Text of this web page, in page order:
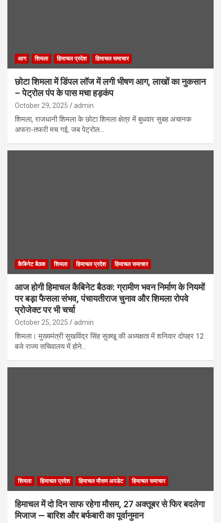
आग शिमला हिमाचल प्रदेश हिमाचल समाचार
छोटा शिमला में डिंपल लॉज में लगी भीषण आग, लाखों का नुकसान
– पेट्रोल पंप के पास मचा हड़कंप
October 29, 2025 admin
शिमला, राजधानी शिमला के छोटा शिमला क्षेत्र में बुधवार सुबह अचानक
अफरा-तफरी मच गई, जब पेट्रोल…
कैबिनेट बैठक शिमला हिमाचल प्रदेश हिमाचल समाचार
आज होगी हिमाचल कैबिनेट बैठक: ग्रामीण भवन निर्माण के नियमों
पर बड़ा फैसला संभव, पंचायतीराज चुनाव और शिमला रोपवे
प्रोजेक्ट पर भी चर्चा
October 25, 2025 admin
शिमला। मुख्यमंत्री सुखविंद्र सिंह सुक्खू की अध्यक्षता में शनिवार दोपहर 12
बजे राज्य सचिवालय में होने…
शिमला हिमाचल प्रदेश हिमाचल मौसम अपडेट हिमाचल समाचार
हिमाचल में दो दिन साफ रहेगा मौसम, 27 अक्तूबर से फिर बदलेगा
मिजाज — बारिश और बर्फबारी का पूर्वानुमान